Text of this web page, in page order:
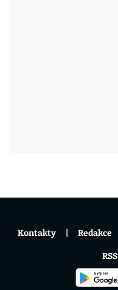
Kontakty Redakce
RSS